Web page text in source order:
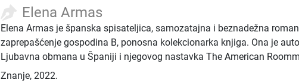
Elena Armas
Elena Armas je španska spisateljica, samozatajna i beznadežna
zaprepašćenje gospodina B, ponosna kolekcionarka knjiga. Ona je
Ljubavna obmana u Španiji i njegovog nastavka The American
Znanje,2022.